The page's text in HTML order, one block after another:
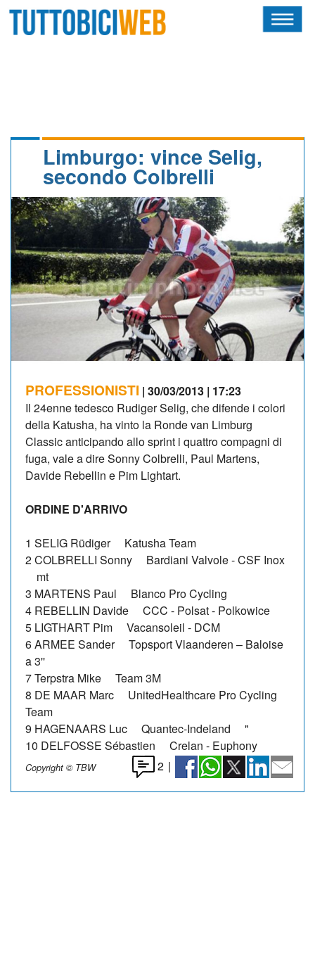
CALENDARIO
OSCAR
ALBI D'ORO
NEWSLETTER
Limburgo: vince Selig,
secondo Colbrelli
PROFESSIONISTI | 30/03/2013 | 17:23
Il 24enne tedesco Rudiger Selig, che difende i colori
della Katusha, ha vinto la Ronde van Limburg
Classic anticipando allo sprint i quattro compagni di
fuga, vale a dire Sonny Colbrelli, Paul Martens,
Davide Rebellin e Pim Lightart.
ORDINE D'ARRIVO
1 SELIG Rüdiger Katusha Team
2 COLBRELLI Sonny Bardiani Valvole - CSF Inox
mt
3 MARTENS Paul Blanco Pro Cycling
4 REBELLIN Davide CCC - Polsat - Polkowice
5 LIGTHART Pim Vacansoleil - DCM
6 ARMEE Sander Topsport Vlaanderen – Baloise
a 3''
7 Terpstra Mike Team 3M
8 DE MAAR Marc UnitedHealthcare Pro Cycling
Team
9 HAGENAARS Luc Quantec-Indeland "
10 DELFOSSE Sébastien Crelan - Euphony
Copyright © TBW 2 |